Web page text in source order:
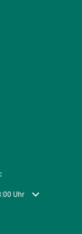
auszublenden
Uhr